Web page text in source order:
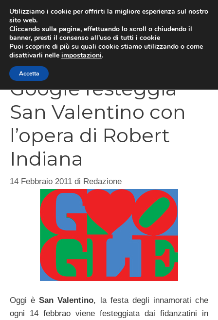
contenuto
Google festeggia
San Valentino con
l’opera di Robert
Indiana
14 Febbraio 2011 di Redazione
Oggi è San Valentino, la festa degli innamorati che
ogni 14 febbrao viene festeggiata dai fidanzatini in
Utilizziamo i cookie per offrirti la migliore esperienza sul nostro
sito web.
Cliccando sulla pagina, effettuando lo scroll o chiudendo il
banner, presti il consenso all’uso di tutti i cookie
Puoi scoprire di più su quali cookie stiamo utilizzando o come
disattivarli nelle impostazioni.
Accetta